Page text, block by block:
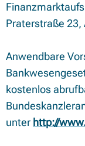
Praterstraße 23,
Anwendbare
kostenlos
unter http://